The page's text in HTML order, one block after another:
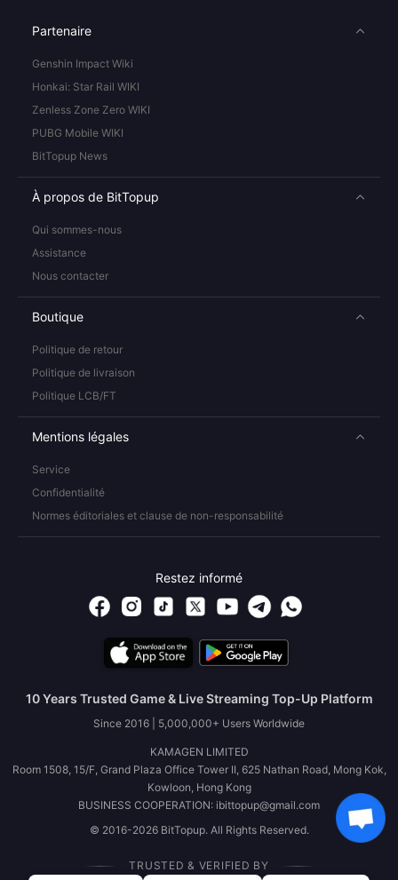
Partenaire
Genshin Impact Wiki
Honkai: Star Rail WIKI
Zenless Zone Zero WIKI
PUBG Mobile WIKI
BitTopup News
À propos de BitTopup
Qui sommes-nous
Assistance
Nous contacter
Boutique
Politique de retour
Politique de livraison
Politique LCB/FT
Mentions légales
Service
Confidentialité
Normes éditoriales et clause de non-responsabilité
Restez informé
10 Years Trusted Game & Live Streaming Top-Up Platform
Since 2016 | 5,000,000+ Users Worldwide
KAMAGEN LIMITED
Room 1508, 15/F, Grand Plaza Office Tower II, 625 Nathan Road, Mong Kok,
Kowloon, Hong Kong
BUSINESS COOPERATION: ibittopup@gmail.com
© 2016-2026 BitTopup. All Rights Reserved.
TRUSTED & VERIFIED BY